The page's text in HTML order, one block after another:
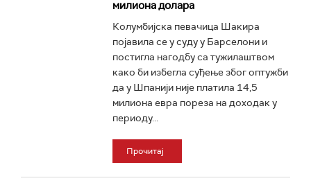
милиона долара
Колумбијска певачица Шакира
појавила се у суду у Барселони и
постигла нагодбу са тужилаштвом
како би избегла суђење због оптужби
да у Шпанији није платила 14,5
милиона евра пореза на доходак у
периоду...
Прочитај